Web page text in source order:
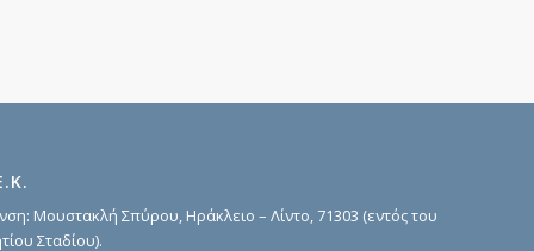
Μουστακλή Σπύρου, Ηράκλειο – Λίντο, 71303 (εντός του
Σταδίου).